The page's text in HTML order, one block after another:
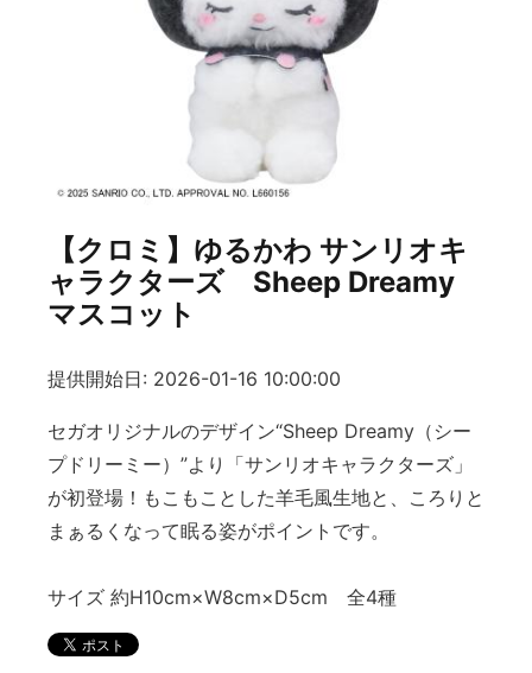
【クロミ】ゆるかわ サンリオキ
ャラクターズ Sheep Dreamy
マスコット
提供開始日: 2026-01-16 10:00:00
セガオリジナルのデザイン“Sheep Dreamy（シー
プドリーミー）”より「サンリオキャラクターズ」
が初登場！もこもことした羊毛風生地と、ころりと
まぁるくなって眠る姿がポイントです。
サイズ 約H10cm×W8cm×D5cm 全4種